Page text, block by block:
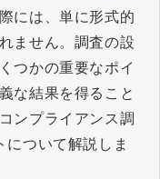
には、単に形式的
ません。調査の設
つかの重要なポイ
な結果を得ること
ンプライアンス調
ついて解説しま